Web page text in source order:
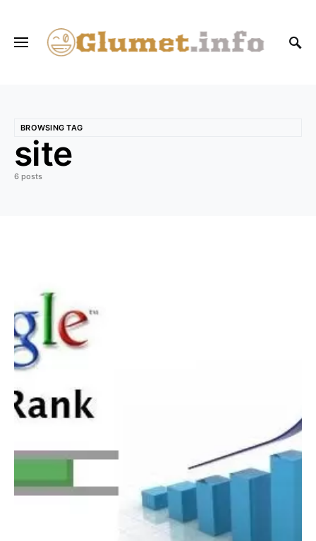
BROWSING TAG
site
6 posts